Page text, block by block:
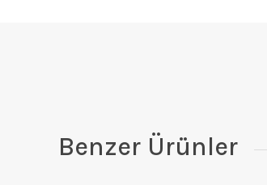
Benzer Ürünler